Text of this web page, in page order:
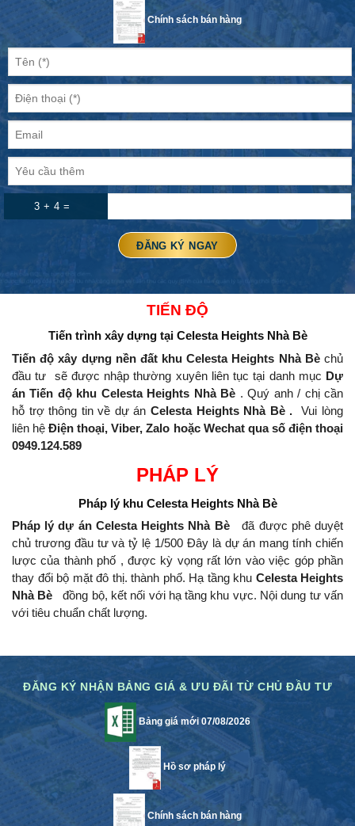
Chính sách bán hàng
3 + 4 =
TIẾN ĐỘ
Tiến trình xây dựngtại Celesta Heights Nhà Bè
Tiến độ xây dựng nền đất khu Celesta Heights Nhà Bè chủ
đầu tư
sẽ được nhập thường xuyên liên tục tại danh mục Dự
án Tiến độ khu Celesta Heights Nhà Bè .Quý anh / chị cần
hỗ trợ thông tin về dự án Celesta Heights Nhà Bè .
Vui lòng
liên hệĐiện thoại, Viber, Zalo hoặc Wechat qua số điện thoại
0949.124.589
PHÁP LÝ
Pháp lý khuCelesta Heights Nhà Bè
Pháp lý dự án Celesta Heights Nhà Bè
đã được phê duyệt
chủ trương đầu tư và tỷ lệ 1/500 Đây là dự án mang tính chiến
lược của thành phố , được kỳ vọng rất lớn vào việc góp phần
thay đổi bộ mặt đô thị. thành phố. Hạ tầng khu Celesta Heights
Nhà Bè
đồng bộ, kết nối với hạ tầng khu vực. Nội dung tư vấn
với tiêu chuẩn chất lượng.
ĐĂNG KÝ NHẬN BẢNG GIÁ & ƯU ĐÃI TỪ CHỦ ĐẦU TƯ
Bảng giá mới 07/08/2026
Hồ sơ pháp lý
Chính sách bán hàng